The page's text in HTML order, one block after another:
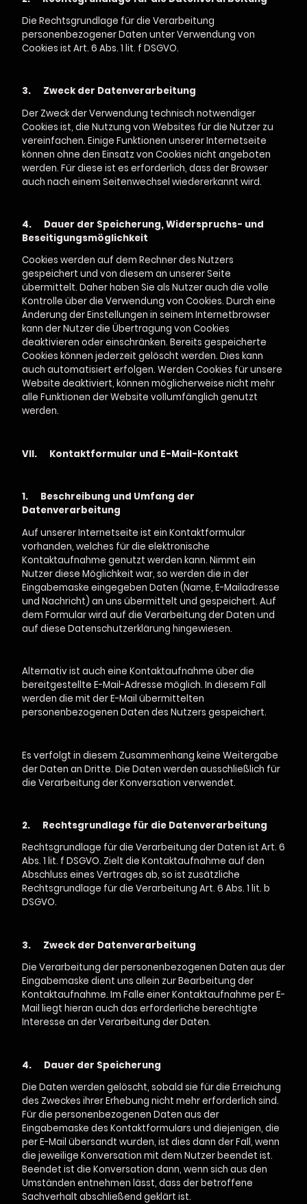
Die Rechtsgrundlage für die Verarbeitung
personenbezogener Daten unter Verwendung von
Cookies ist Art. 6 Abs. 1 lit. f DSGVO.
3.
Zweck der Datenverarbeitung
Der Zweck der Verwendung technisch notwendiger
Cookies ist, die Nutzung von Websites für die Nutzer zu
vereinfachen. Einige Funktionen unserer Internetseite
können ohne den Einsatz von Cookies nicht angeboten
werden. Für diese ist es erforderlich, dass der Browser
auch nach einem Seitenwechsel wiedererkannt wird.
4.
Dauer der Speicherung, Widerspruchs- und
Beseitigungsmöglichkeit
Cookies werden auf dem Rechner des Nutzers
gespeichert und von diesem an unserer Seite
übermittelt. Daher haben Sie als Nutzer auch die volle
Kontrolle über die Verwendung von Cookies. Durch eine
Änderung der Einstellungen in seinem Internetbrowser
kann der Nutzer die Übertragung von Cookies
deaktivieren oder einschränken. Bereits gespeicherte
Cookies können jederzeit gelöscht werden. Dies kann
auch automatisiert erfolgen. Werden Cookies für unsere
Website deaktiviert, können möglicherweise nicht mehr
alle Funktionen der Website vollumfänglich genutzt
werden.
VII. Kontaktformular und E-Mail-Kontakt
1.
Beschreibung und Umfang der
Datenverarbeitung
Auf unserer Internetseite ist ein Kontaktformular
vorhanden, welches für die elektronische
Kontaktaufnahme genutzt werden kann. Nimmt ein
Nutzer diese Möglichkeit war, so werden die in der
Eingabemaske eingegeben Daten (Name, E-Mailadresse
und Nachricht) an uns übermittelt und gespeichert. Auf
dem Formular wird auf die Verarbeitung der Daten und
auf diese Datenschutzerklärung hingewiesen.
Alternativ ist auch eine Kontaktaufnahme über die
bereitgestellte E-Mail-Adresse möglich. In diesem Fall
werden die mit der E-Mail übermittelten
personenbezogenen Daten des Nutzers gespeichert.
Es verfolgt in diesem Zusammenhang keine Weitergabe
der Daten an Dritte. Die Daten werden ausschließlich für
die Verarbeitung der Konversation verwendet.
2.
Rechtsgrundlage für die Datenverarbeitung
Rechtsgrundlage für die Verarbeitung der Daten ist Art. 6
Abs. 1 lit. f DSGVO. Zielt die Kontaktaufnahme auf den
Abschluss eines Vertrages ab, so ist zusätzliche
Rechtsgrundlage für die Verarbeitung Art. 6 Abs. 1 lit. b
DSGVO.
3.
Zweck der Datenverarbeitung
Die Verarbeitung der personenbezogenen Daten aus der
Eingabemaske dient uns allein zur Bearbeitung der
Kontaktaufnahme. Im Falle einer Kontaktaufnahme per E-
Mail liegt hieran auch das erforderliche berechtigte
Interesse an der Verarbeitung der Daten.
4.
Dauer der Speicherung
Die Daten werden gelöscht, sobald sie für die Erreichung
des Zweckes ihrer Erhebung nicht mehr erforderlich sind.
Für die personenbezogenen Daten aus der
Eingabemaske des Kontaktformulars und diejenigen, die
per E-Mail übersandt wurden, ist dies dann der Fall, wenn
die jeweilige Konversation mit dem Nutzer beendet ist.
Beendet ist die Konversation dann, wenn sich aus den
Umständen entnehmen lässt, dass der betroffene
Sachverhalt abschließend geklärt ist.